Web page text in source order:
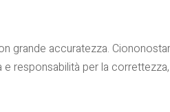
grande accuratezza.
responsabilità per la correttezza,